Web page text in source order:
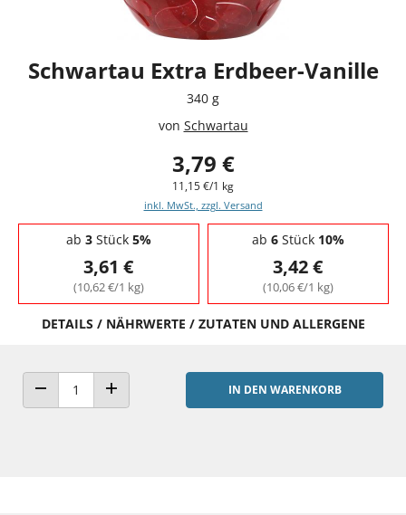
Schwartau Extra Erdbeer-Vanille
340 g
von Schwartau
3,79 €
11,15 €/1 kg
inkl. MwSt., zzgl. Versand
Staffelpreise - Mengenrabatt
ab 3Stück 5%
3,61 €
(10,62 €/1 kg)
ab 6Stück 10%
3,42 €
(10,06 €/1 kg)
DETAILS / NÄHRWERTE / ZUTATEN UND ALLERGENE
ANZAHL VERRINGERNANZAHL ERHÖHEN
IN DEN WARENKORB